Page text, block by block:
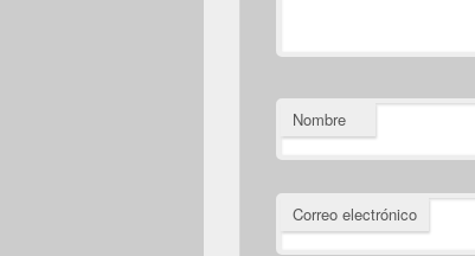
Nombre
Correo electrónico